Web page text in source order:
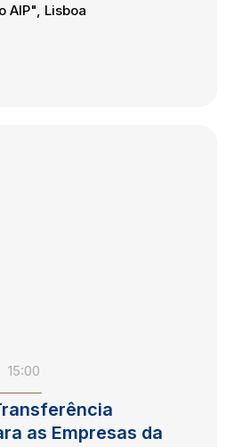
AIP", Lisboa
15:00
as Empresas da